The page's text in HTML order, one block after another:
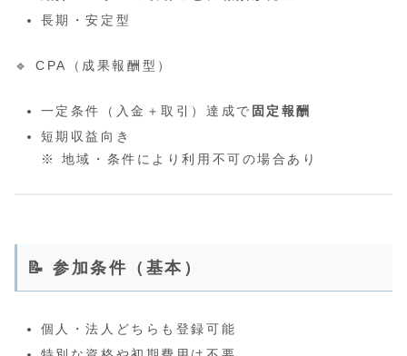
長期・安定型
🔹 CPA（成果報酬型）
一定条件（入金＋取引）達成で 固定報酬
短期収益向き
※ 地域・条件により利用不可の場合あり
📝 参加条件（基本）
個人・法人どちらも登録可能